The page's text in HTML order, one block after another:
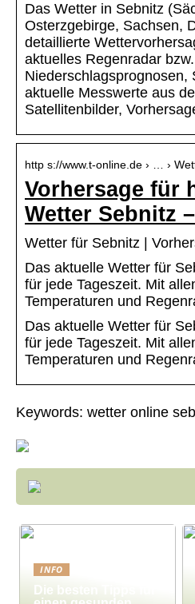
Das Wetter in Sebnitz
Osterzgebirge, Sachsen,
detaillierte
aktuelles Regenradar
Niederschlagsprognosen,
aktuelle Messwerte aus
Satellitenbilder,
http s://www.t-online.de › … ›
Vorhersage für
Wetter Sebnitz
Wetter für Sebnitz |
Das aktuelle Wetter für
für jede Tageszeit. Mit
Temperaturen und
Das aktuelle Wetter für
für jede Tageszeit. Mit
Temperaturen und
Keywords: wetter online
INFO
Die besten Tipps für